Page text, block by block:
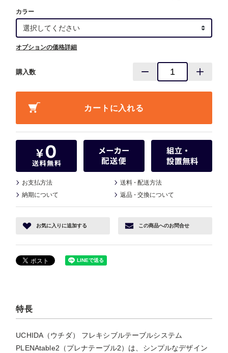
カラー
オプションの価格詳細
購入数
お支払方法 送料・配送方法
納期について
返品・交換について
お気に入り に追加する この商品へのお問合せ
特長
UCHIDA（ウチダ） フレキシブルテーブルシステム
PLENAtable2（プレナテーブル2）は、シンプルなデザイン